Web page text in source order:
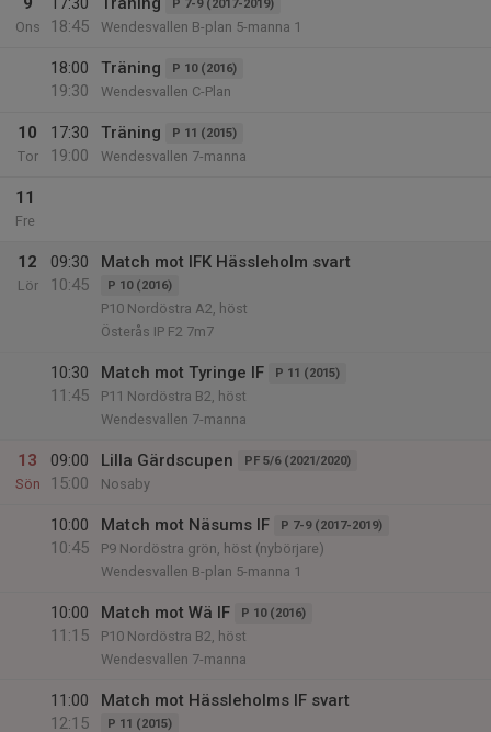
Ons
18:45
P 7-9 (2017-2019)
Wendesvallen B-plan 5-manna 1
18:00
19:30
Träning P 10 (2016)
Wendesvallen C-Plan
10
Tor
17:30
19:00
Träning P 11 (2015)
Wendesvallen 7-manna
11
Fre
12
Lör
09:30
10:45
Match mot IFK Hässleholm svart
P 10 (2016)
P10 Nordöstra A2, höst
Österås IP F2 7m7
10:30
11:45
Match mot Tyringe IF P 11 (2015)
P11 Nordöstra B2, höst
Wendesvallen 7-manna
13
Sön
09:00
15:00
Lilla Gärdscupen PF 5/6 (2021/2020)
Nosaby
10:00
10:45
Match mot Näsums IF P 7-9 (2017-2019)
P9 Nordöstra grön, höst (nybörjare)
Wendesvallen B-plan 5-manna 1
10:00
11:15
Match mot Wä IF P 10 (2016)
P10 Nordöstra B2, höst
Wendesvallen 7-manna
11:00
12:15
Match mot Hässleholms IF svart
P 11 (2015)